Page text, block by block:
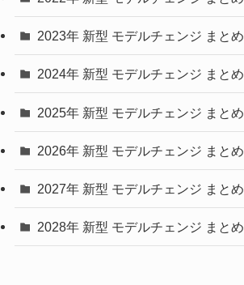
(9)
(22)
(4)
(9)
(4)
(1)
2023年 新型 モデルチェンジ まとめ
2024年 新型 モデルチェンジ まとめ
2025年 新型 モデルチェンジ まとめ
2026年 新型 モデルチェンジ まとめ
2027年 新型 モデルチェンジ まとめ
2028年 新型 モデルチェンジ まとめ